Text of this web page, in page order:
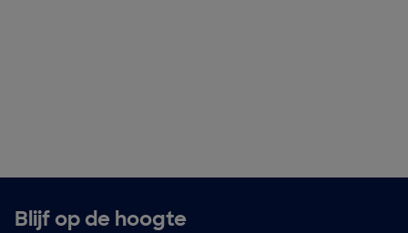
Blijf op de hoogte